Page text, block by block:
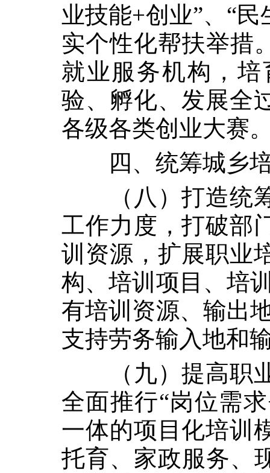
业技能+创业”、“
实个性化帮扶举措
就业服务机构，
验、孵化、发展全
各级各类创业大赛
四、统筹城乡培
（八）打造
工作力度，打破部
训资源，扩展职业
构、培训项目、培
有培训资源、输出
支持劳务输入地和
（九）提高
全面推行“岗位需
一体的项目化培训
托育、家政服务、